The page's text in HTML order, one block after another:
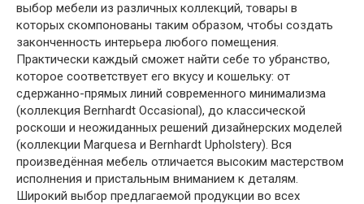
выбор мебели из различных коллекций, товары в
которых скомпонованы таким образом, чтобы создать
законченность интерьера любого помещения.
Практически каждый сможет найти себе то убранство,
которое соответствует его вкусу и кошельку: от
сдержанно-прямых линий современного минимализма
(коллекция Bernhardt Occasional), до классической
роскоши и неожиданных решений дизайнерских моделей
(коллекции Marquesa и Bernhardt Upholstery). Вся
произведённая мебель отличается высоким мастерством
исполнения и пристальным вниманием к деталям.
Широкий выбор предлагаемой продукции во всех